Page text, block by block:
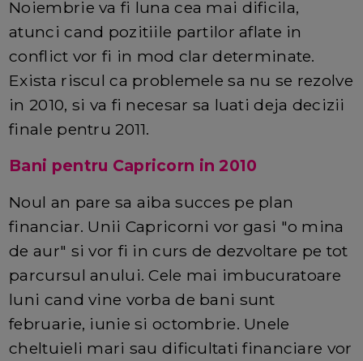
Noiembrie va fi luna cea mai dificila,
atunci cand pozitiile partilor aflate in
conflict vor fi in mod clar determinate.
Exista riscul ca problemele sa nu se rezolve
in 2010, si va fi necesar sa luati deja decizii
finale pentru 2011.
Bani pentru Capricorn in 2010
Noul an pare sa aiba succes pe plan
financiar. Unii Capricorni vor gasi "o mina
de aur" si vor fi in curs de dezvoltare pe tot
parcursul anului. Cele mai imbucuratoare
luni cand vine vorba de bani sunt
februarie, iunie si octombrie. Unele
cheltuieli mari sau dificultati financiare vor